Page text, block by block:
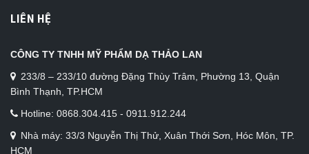
LIÊN HỆ
CÔNG TY TNHH MỸ PHẨM DẠ THẢO LAN
233/8 – 233/10 đường Đặng Thùy Trâm, Phường 13, Quận
Bình Thạnh, TP.HCM
Hotline: 0868.304.415 - 0911.912.244
Nhà máy: 33/3 Nguyễn Thị Thử, Xuân Thới Sơn, Hóc Môn, TP.
HCM